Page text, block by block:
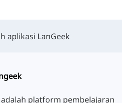
aplikasi LanGeek
adalah platform pembelajaran